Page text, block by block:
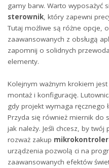
gamy barw. Warto‍ wyposażyć
sterownik , który⁣ zapewni
Tutaj możliwe są różne opcje,
zaawansowanych​ z obsługą
zapomnij ‍o solidnych
elementy.
Kolejnym ważnym krokiem
montaż i konfigurację.
gdy projekt wymaga ręcznego
⁣Przyda się również‌ miernik do
jak należy. Jeśli⁤ chcesz, by twój
rozważ zakup
urządzenia pozwolą ci na
zaawansowanych efektów